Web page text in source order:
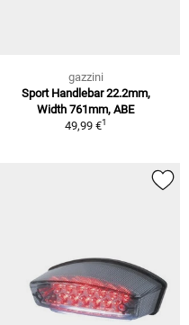
gazzini
Sport Handlebar 22.2mm,
Width 761mm, ABE
49,99 €1